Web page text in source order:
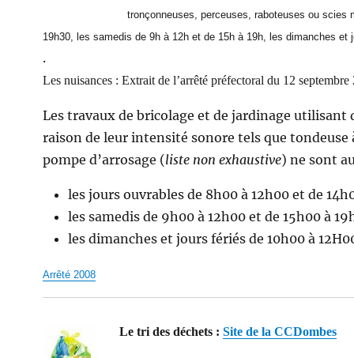
tronçonneuses, perceuses, raboteuses ou scies
19h30, les samedis de 9h à 12h et de 15h à 19h, les dimanches et
.
Les nuisances : Extrait de l’arrêté préfectoral du 12 septembre
Les travaux de bricolage et de jardinage utilisant
raison de leur intensité sonore tels que
pompe d’arrosage (liste non exhaustive) ne sont
les jours ouvrables de 8h00 à 12h00 et de
les samedis de 9h00 à 12h00 et de 15h00 à
les dimanches et jours fériés de 10h00 à
Arrêté 2008
Le tri des déchets : Site de la CCDombes